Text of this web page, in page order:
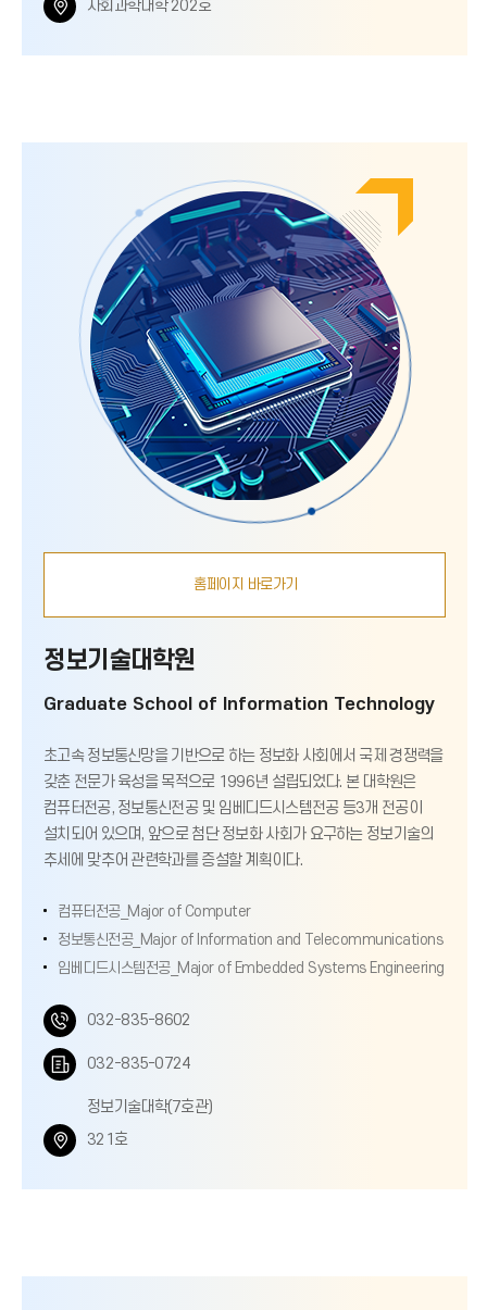
호
사회과학대학 202호위
홈페이지 바로가기
정보기술대학원
Graduate School of Information Technology
초고속 정보통신망을 기반으로 하는 정보화 사회에서 국제 경쟁력을
갖춘 전문가 육성을 목적으로 1996년 설립되었다. 본 대학원은
컴퓨터전공, 정보통신전공 및 임베디드시스템전공 등3개 전공이
설치되어 있으며, 앞으로 첨단 정보화 사회가 요구하는 정보기술의
추세에 맞추어 관련학과를 증설할 계획이다.
컴퓨터전공_Major of Computer
정보통신전공_Major of Information and Telecommunications
임베디드시스템전공_Major of Embedded Systems Engineering
032-835-8602
호
032-835-0724팩
스
정보기술대학(7호관)
321호위